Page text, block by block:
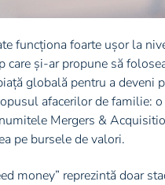
funcționa foarte ușor la
care și-ar propune să
globală pentru a deveni
afacerilor de familie:
Mergers &
pe bursele de valori.
money” reprezintă doar